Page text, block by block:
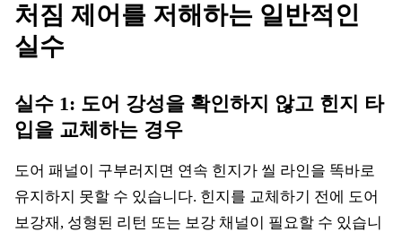
처짐 제어를 저해하는 일반적인
실수
실수 1: 도어 강성을 확인하지 않고 힌지 타
입을 교체하는 경우
도어 패널이 구부러지면 연속 힌지가 씰 라인을 똑바로
유지하지 못할 수 있습니다. 힌지를 교체하기 전에 도어
보강재, 성형된 리턴 또는 보강 채널이 필요할 수 있습니